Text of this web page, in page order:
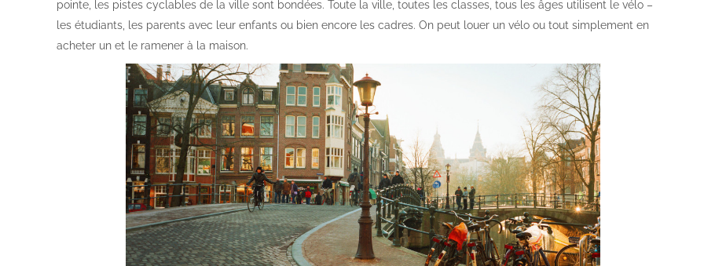
pointe, les pistes cyclables de la ville sont bondées. Toute la ville, toutes les classes, tous les âges utilisent le vélo –
les étudiants, les parents avec leur enfants ou bien encore les cadres. On peut louer un vélo ou tout simplement en
acheter un et le ramener à la maison.